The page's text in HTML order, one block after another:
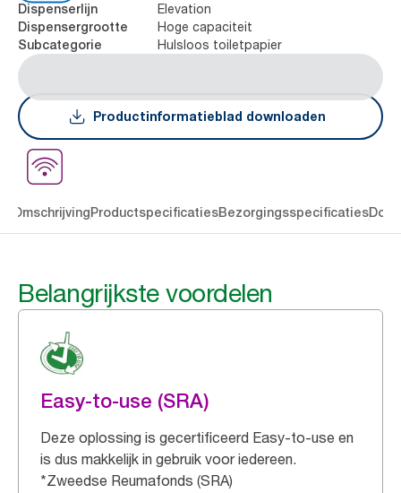
Dispenserlijn Elevation
Dispensergrootte Hoge capaciteit
Subcategorie Hulsloos toiletpapier
Productinformatieblad downloaden
OmschrijvingProductspecificatiesBezorgingsspecificaties
Belangrijkste voordelen
Easy-to-use (SRA)
Deze oplossing is gecertificeerd Easy-to-use en
is dus makkelijk in gebruik voor iedereen.
*Zweedse Reumafonds (SRA)